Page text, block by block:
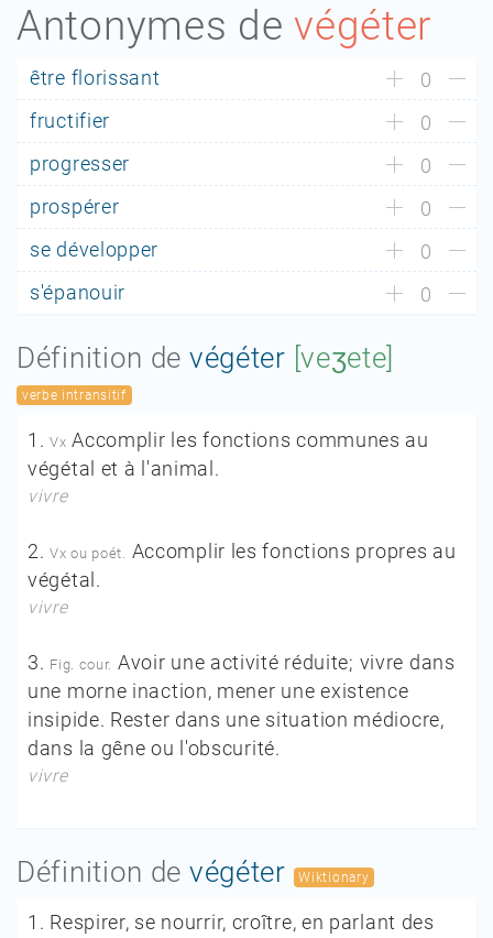
Antonymes de végéter
être florissant
0
fructifier
0
progresser
0
prospérer
0
se développer
0
s'épanouir
0
Définition de végéter [veʒete]
verbe intransitif
1.Vx Accomplir les fonctions communes au
végétal et à l'animal.
vivre
2.Vx ou poét.
Accomplir les fonctions propres au
végétal.
vivre
3. Fig. cour. Avoir une activité réduite; vivre dans
une morne inaction, mener une existence
insipide. Rester dans une situation médiocre,
dans la gêne ou l'obscurité.
vivre
Définition de végéter Wiktionary
1. Respirer, se nourrir, croître, en parlant des